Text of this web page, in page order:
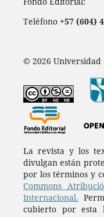
Teléfono +57 (604)
© 2026 Universidad
La revista y los
divulgan están
por los términos y
Commons
Internacional.
cubierto por esta